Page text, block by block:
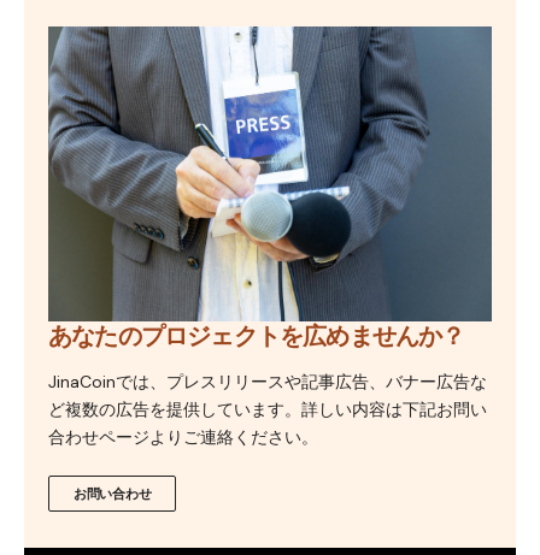
あなたのプロジェクトを広めませんか？
JinaCoinでは、プレスリリースや記事広告、バナー広告な
ど複数の広告を提供しています。詳しい内容は下記お問い
合わせページよりご連絡ください。
お問い合わせ